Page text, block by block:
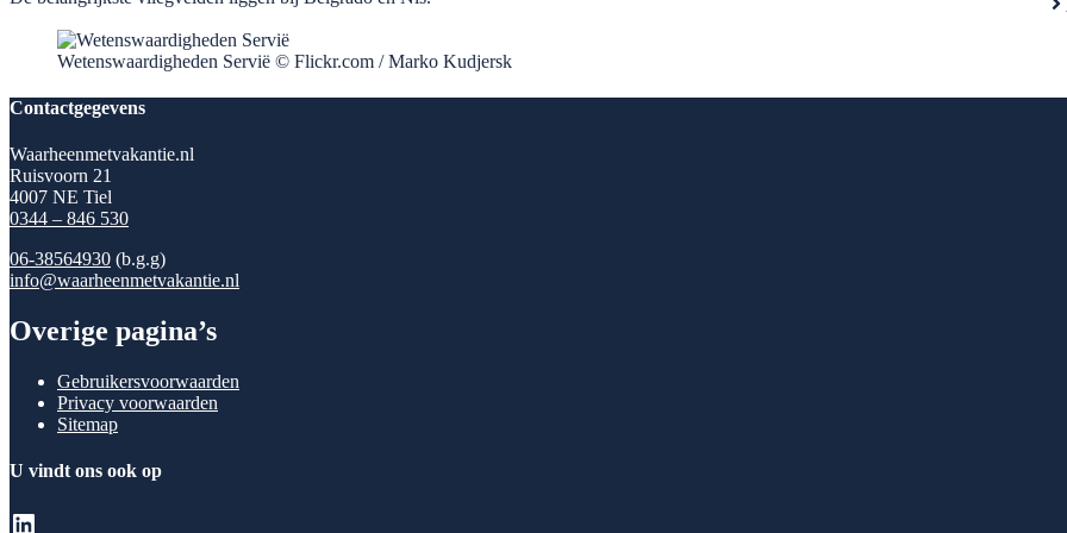
Wetenswaardigheden Servië © Flickr.com / Marko Kudjersk
Contactgegevens
Waarheenmetvakantie.nl
Ruisvoorn 21
4007 NE Tiel
0344 – 846 530
06-38564930 (b.g.g)
info@waarheenmetvakantie.nl
Overige pagina’s
Gebruikersvoorwaarden
Privacy voorwaarden
Sitemap
U vindt ons ook op
LinkedIn